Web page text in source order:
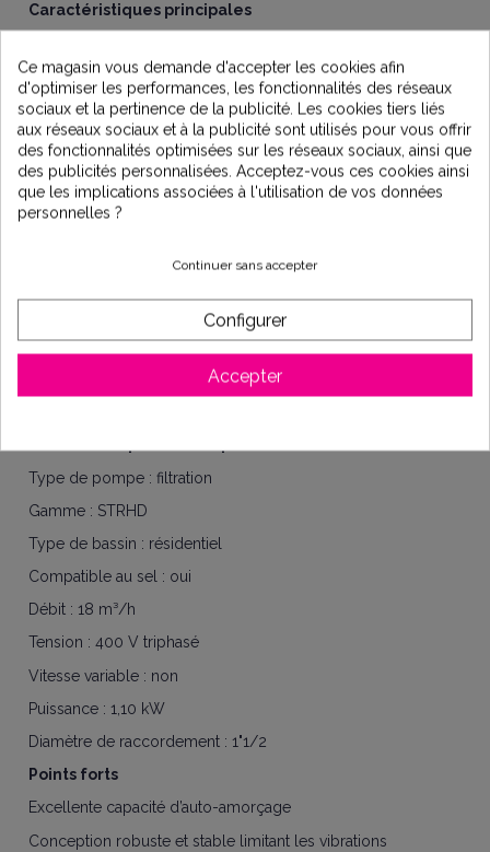
Caractéristiques principales
Panier de préfiltre XL, verrouillable avec couvercle
transparent
Turbine à grande hauteur de chute, idéale pour les piscines
avec local technique éloigné
Étanchéité renforcée grâce au presse-étoupe en céramique
de carbone
Collier d’assemblage en acier inoxydable pour un
Drain multiple pour un hivernage rapide
Préfiltre amovible : possibilité de transformer la pompe en
Type de pompe : filtration
Gamme : STRHD
Type de bassin : résidentiel
Compatible au sel : oui
Débit : 18 m³/h
Tension : 400 V triphasé
Vitesse variable : non
Puissance : 1,10 kW
Diamètre de raccordement : 1"1/2
Points forts
Excellente capacité d’auto-amorçage
Conception robuste et stable limitant les vibrations
Ce magasin vous demande d'accepter les cookies afin
d'optimiser les performances, les fonctionnalités des réseaux
sociaux et la pertinence de la publicité. Les cookies tiers liés
aux réseaux sociaux et à la publicité sont utilisés pour vous offrir
des fonctionnalités optimisées sur les réseaux sociaux, ainsi que
des publicités personnalisées. Acceptez-vous ces cookies ainsi
que les implications associées à l'utilisation de vos données
personnelles ?
Continuer sans accepter
Configurer
Accepter